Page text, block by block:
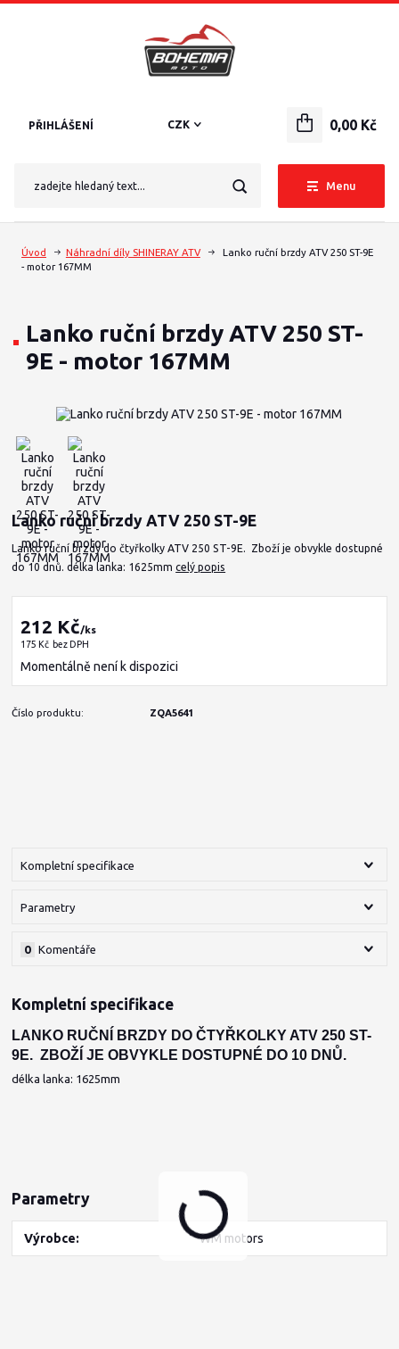
Menu
CZK
PŘIHLÁŠENÍ 0,00 Kč
Úvod Náhradní díly SHINERAY ATV
Lanko ruční brzdy ATV 250 ST-9E
- motor 167MM
Lanko ruční brzdy ATV 250 ST-
9E - motor 167MM
Lanko ruční brzdy ATV 250 ST-9E
Lanko ruční brzdy do čtyřkolky ATV 250 ST-9E. Zboží je obvykle dostupné
do 10 dnů. délka lanka: 1625mmcelý popis
212 Kč/ks
175 Kč bez DPH
Momentálně není k dispozici
Číslo produktu: ZQA5641
Kompletní specifikace
Parametry
Komentáře
0
Kompletní specifikace
LANKO RUČNÍ BRZDY DO ČTYŘKOLKY ATV 250 ST-
9E. ZBOŽÍ JE OBVYKLE DOSTUPNÉ DO 10 DNŮ.
délka lanka: 1625mm
Parametry
Výrobce WM motors